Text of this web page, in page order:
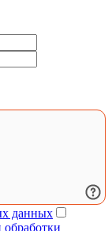
данных